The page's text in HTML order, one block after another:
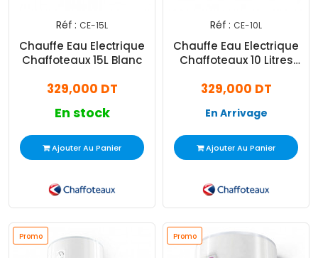
Réf : CE-15L
Chauffe Eau Electrique
Chaffoteaux 15L Blanc
329,000 DT
En stock
Ajouter Au Panier
Réf : CE-10L
Chauffe Eau Electrique
Chaffoteaux 10 Litres
329,000 DT
En Arrivage
Ajouter Au Panier
Promo Promo